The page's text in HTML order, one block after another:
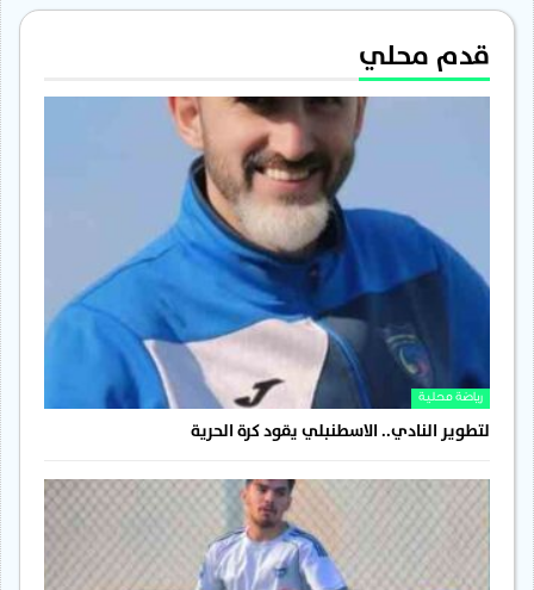
قدم محلي
رياضة محلية
لتطوير النادي.. الاسطنبلي يقود كرة الحرية